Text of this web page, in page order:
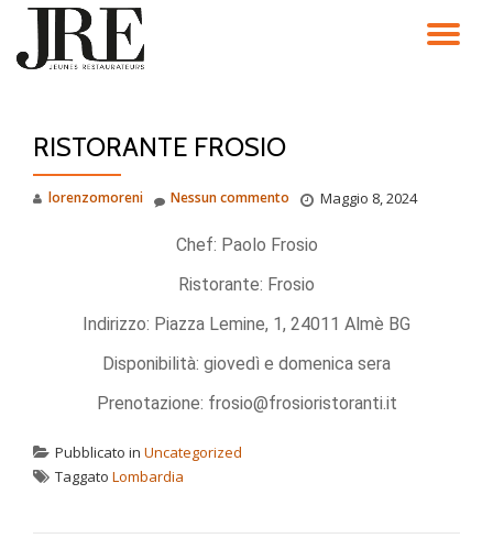
Passa
RISTORANTE FROSIO
lorenzomoreni Maggio 8, 2024
Nessun commento
Chef: Paolo Frosio
Ristorante: Frosio
Indirizzo: Piazza Lemine, 1, 24011 Almè BG
Disponibilità: giovedì e domenica sera
Prenotazione: frosio@frosioristoranti.it
Pubblicato in Uncategorized
Taggato Lombardia